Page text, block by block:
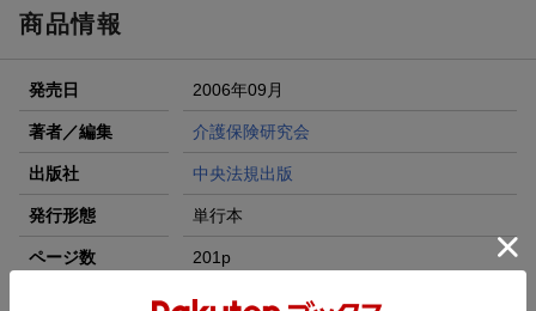
商品情報
発売日 2006年09月
著者／編集 介護保険研究会
出版社 中央法規出版
発行形態 単行本
ページ数 201p
9784805846421